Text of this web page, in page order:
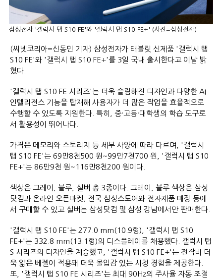
삼성전자 '갤럭시 탭 S10 FE'와 '갤럭시 탭 S10 FE+' (사진=삼성전자)
(씨넷코리아=신동민 기자) 삼성전자가 태블릿 신제품 '갤럭시 탭
S10 FE'와 '갤럭시 탭 S10 FE+'를 3일 국내 출시한다고 이날 밝
혔다.
'갤럭시 탭 S10 FE 시리즈'는 더욱 슬림해진 디자인과 다양한 AI
인텔리전스 기능을 탑재해 사용자가 더 많은 작업을 효율적으로
수행할 수 있도록 지원한다. 특히, 중·고등·대학생의 학습 도구로
서 활용성이 뛰어나다.
가격은 메모리와 스토리지 등 세부 사양에 따라 다르며, '갤럭시
탭 S10 FE'는 69만8천500 원~99만7천700 원, '갤럭시 탭 S10
FE+'는 86만9천 원~116만8천200 원이다.
색상은 그레이, 블루, 실버 총 3종이다. 그레이, 블루 색상은 삼성
닷컴과 온라인 오픈마켓, 전국 삼성스토어와 전자제품 매장 등에
서 구매할 수 있고 실버는 삼성닷컴 및 삼성 강남에서만 판매한다.
'갤럭시 탭 S10 FE'는 277.0 mm(10.9형), '갤럭시 탭 S10
FE+'는 332.8 mm(13.1형)의 디스플레이를 채용했다. 갤럭시 탭
S 시리즈의 디자인을 계승했고, '갤럭시 탭 S10 FE+'는 전작비 더
욱 얇은 베젤이 적용돼 더욱 몰입감 있는 시청 경험을 제공한다.
또, '갤럭시 탭 S10 FE 시리즈'는 최대 90Hz의 주사율 자동 조절